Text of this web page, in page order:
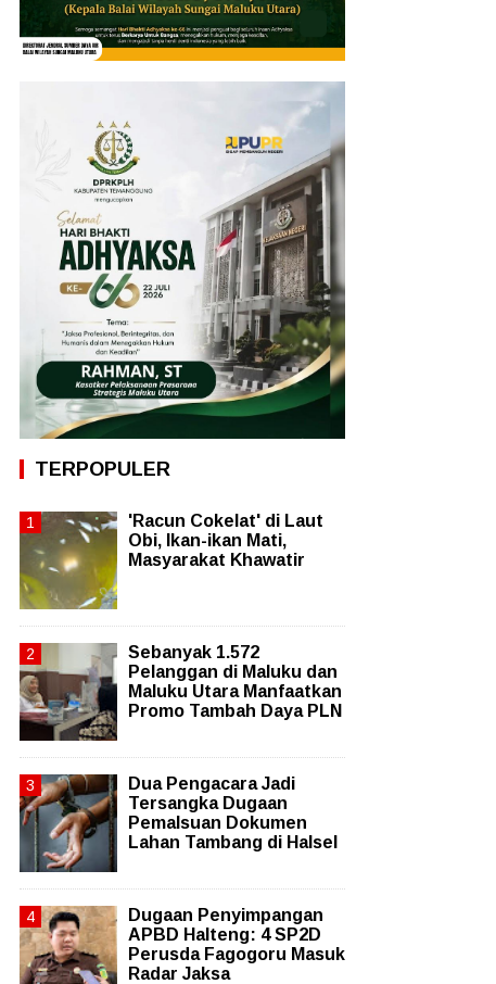
TERPOPULER
'Racun Cokelat' di Laut
Obi, Ikan-ikan Mati,
Masyarakat Khawatir
Sebanyak 1.572
Pelanggan di Maluku dan
Maluku Utara Manfaatkan
Promo Tambah Daya PLN
Dua Pengacara Jadi
Tersangka Dugaan
Pemalsuan Dokumen
Lahan Tambang di Halsel
Dugaan Penyimpangan
APBD Halteng: 4 SP2D
Perusda Fagogoru Masuk
Radar Jaksa